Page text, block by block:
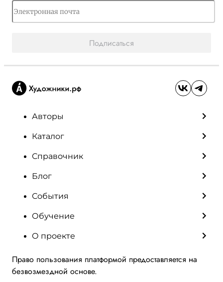
Подписаться
Авторы
Каталог
Справочник
Блог
События
Обучение
О проекте
Право пользования платформой предоставляется на
безвозмездной основе.